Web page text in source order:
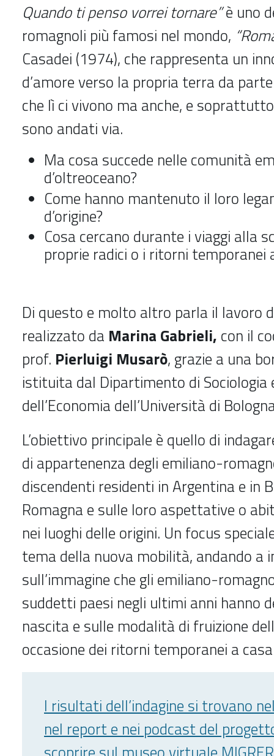
Quando ti penso vorrei tornare”è uno
romagnoli più famosi nel mondo,
Casadei (1974), che rappresenta un
d’amore verso la propria terra da
che lì ci vivono ma anche, e
sono andati via.
Ma cosa succede nelle comunità
d’oltreoceano?
Come hanno mantenuto il loro
d’origine?
Cosa cercano durante i viaggi alla
proprie radici o i ritorni temporanei
Di questo e molto altro parla il lavoro
realizzato da Marina Gabrieli, con il
prof. Pierluigi Musarò, grazie a una
istituita dal Dipartimento di
dell’Economia dell’Università di
L’obiettivo principale è quello di
di appartenenza degli emiliano-
discendenti residenti in Argentina e in
Romagna e sulle loro aspettative o
nei luoghi delle origini. Un focus
tema della nuova mobilità, andando a
sull’immagine che gli emiliano-
suddetti paesi negli ultimi anni hanno
nascita e sulle modalità di fruizione
occasione dei ritorni temporanei a
I risultati dell’indagine si trovano
nel reporte nei podcastdel